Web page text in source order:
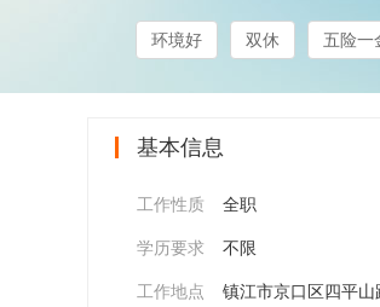
环境好 双休 五险一
基本信息
工作性质 全职
学历要求 不限
工作地点 镇江市京口区四平山